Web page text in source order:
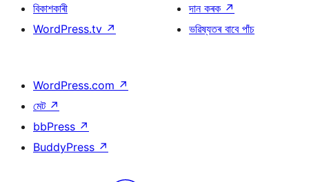
বিকাশকাৰী
WordPress.tv ↗
দান কৰক ↗
ভৱিষ্যতৰ বাবে পাঁচ
WordPress.com ↗
মেট ↗
bbPress ↗
BuddyPress ↗